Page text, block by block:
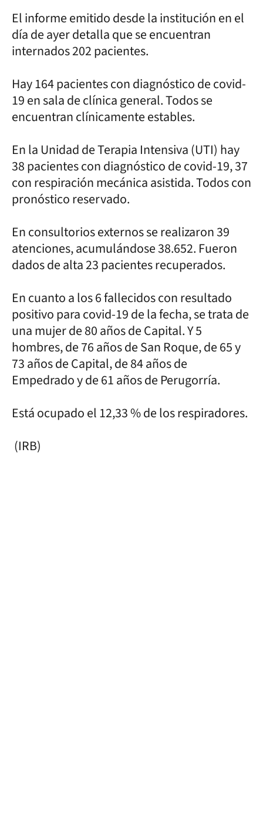
El informe emitido desde la institución en el
día de ayer detalla que se encuentran
internados 202 pacientes.
Hay 164 pacientes con diagnóstico de covid-
19 en sala de clínica general. Todos se
encuentran clínicamente estables.
En la Unidad de Terapia Intensiva (UTI) hay
38 pacientes con diagnóstico de covid-19, 37
con respiración mecánica asistida. Todos con
pronóstico reservado.
En consultorios externos se realizaron 39
atenciones, acumulándose 38.652. Fueron
dados de alta 23 pacientes recuperados.
En cuanto a los 6 fallecidos con resultado
positivo para covid-19 de la fecha, se trata de
una mujer de 80 años de Capital. Y 5
hombres, de 76 años de San Roque, de 65 y
73 años de Capital, de 84 años de
Empedrado y de 61 años de Perugorría.
Está ocupado el 12,33 % de los respiradores.
(IRB)